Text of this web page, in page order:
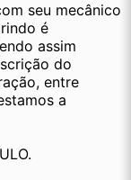
seu mecânico
é
assim
do
entre
a